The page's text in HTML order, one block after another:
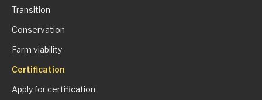
Transition
Conservation
Farm viability
Certification
Apply for certification